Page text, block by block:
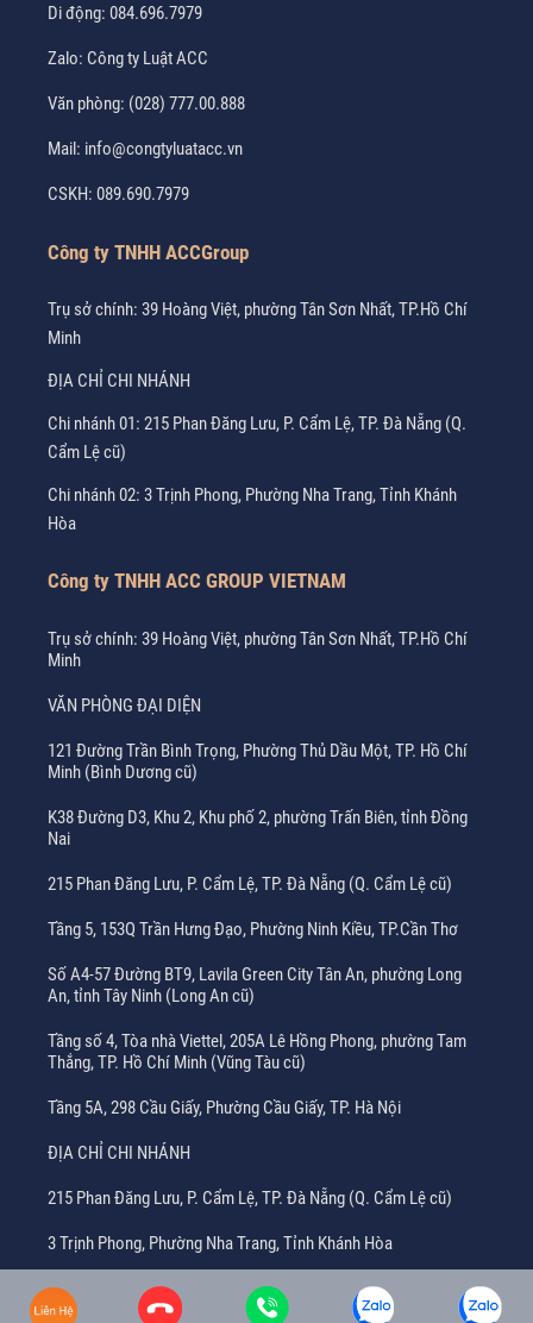
Di động: 084.696.7979
Zalo: Công ty Luật ACC
Văn phòng: (028) 777.00.888
Mail: info@congtyluatacc.vn
CSKH: 089.690.7979
Công ty TNHH ACCGroup
Trụ sở chính: 39 Hoàng Việt, phường Tân Sơn Nhất, TP.Hồ Chí
Minh
ĐỊA CHỈ CHI NHÁNH
Chi nhánh 01: 215 Phan Đăng Lưu, P. Cẩm Lệ, TP. Đà Nẵng (Q.
Cẩm Lệ cũ)
Chi nhánh 02: 3 Trịnh Phong, Phường Nha Trang, Tỉnh Khánh
Hòa
Công ty TNHH ACC GROUP VIETNAM
Trụ sở chính: 39 Hoàng Việt, phường Tân Sơn Nhất, TP.Hồ Chí
Minh
VĂN PHÒNG ĐẠI DIỆN
121 Đường Trần Bình Trọng, Phường Thủ Dầu Một, TP. Hồ Chí
Minh (Bình Dương cũ)
K38 Đường D3, Khu 2, Khu phố 2, phường Trấn Biên, tỉnh Đồng
Nai
215 Phan Đăng Lưu, P. Cẩm Lệ, TP. Đà Nẵng (Q. Cẩm Lệ cũ)
Tầng 5, 153Q Trần Hưng Đạo, Phường Ninh Kiều, TP.Cần Thơ
Số A4-57 Đường BT9, Lavila Green City Tân An, phường Long
An, tỉnh Tây Ninh (Long An cũ)
Tầng số 4, Tòa nhà Viettel, 205A Lê Hồng Phong, phường Tam
Thắng, TP. Hồ Chí Minh (Vũng Tàu cũ)
Tầng 5A, 298 Cầu Giấy, Phường Cầu Giấy, TP. Hà Nội
ĐỊA CHỈ CHI NHÁNH
215 Phan Đăng Lưu, P. Cẩm Lệ, TP. Đà Nẵng (Q. Cẩm Lệ cũ)
3 Trịnh Phong, Phường Nha Trang, Tỉnh Khánh Hòa